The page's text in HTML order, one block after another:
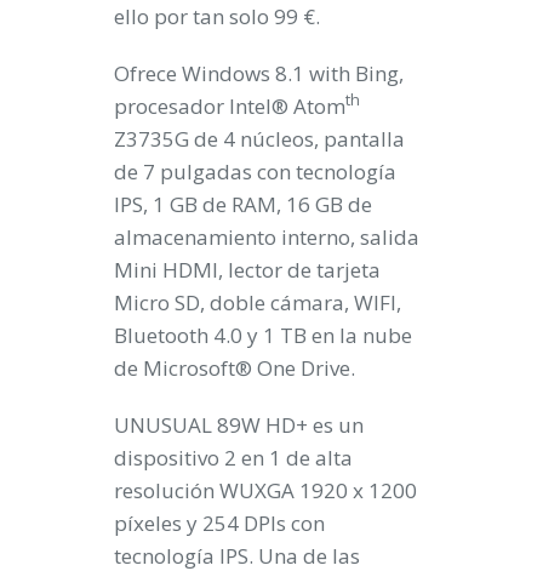
ello por tan solo 99 €.
Ofrece Windows 8.1 with Bing,
procesador Intel® Atomth
Z3735G de 4 núcleos, pantalla
de 7 pulgadas con tecnología
IPS, 1 GB de RAM, 16 GB de
almacenamiento interno, salida
Mini HDMI, lector de tarjeta
Micro SD, doble cámara, WIFI,
Bluetooth 4.0 y 1 TB en la nube
de Microsoft® One Drive.
UNUSUAL 89W HD+ es un
dispositivo 2 en 1 de alta
resolución WUXGA 1920 x 1200
píxeles y 254 DPIs con
tecnología IPS. Una de las